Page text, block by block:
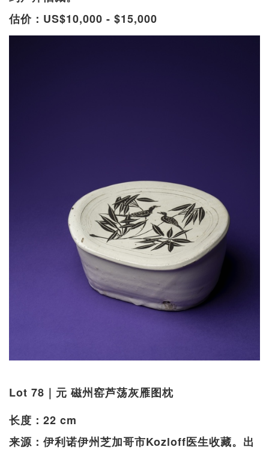
估价：US$10,000 - $15,000
Lot 78｜元 磁州窑芦荡灰雁图枕
长度：22 cm
来源：伊利诺伊州芝加哥市Kozloff医生收藏。出